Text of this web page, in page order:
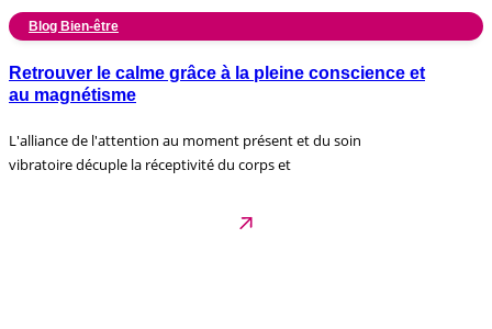
Blog Bien-être
Retrouver le calme grâce à la pleine conscience et
au magnétisme
L'alliance de l'attention au moment présent et du soin
vibratoire décuple la réceptivité du corps et